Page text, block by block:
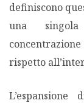
definiscono
una singola
rispetto